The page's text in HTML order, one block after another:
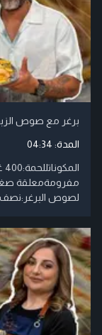
برغر مع صوص
المدة: 04:34
مفرومةمعلقة
لصوص البرغر:نصف